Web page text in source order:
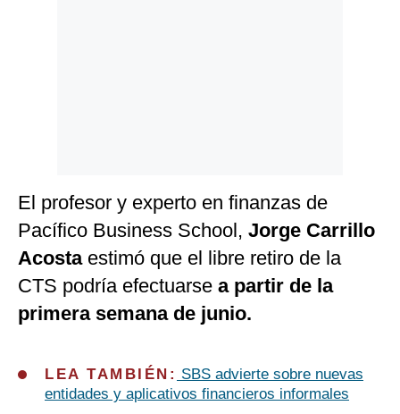
El profesor y experto en finanzas de
Pacífico Business School, Jorge Carrillo
Acosta estimó que el libre retiro de la
CTS podría efectuarse a partir de la
primera semana de junio.
LEA TAMBIÉN: SBS advierte sobre nuevas
entidades y aplicativos financieros informales